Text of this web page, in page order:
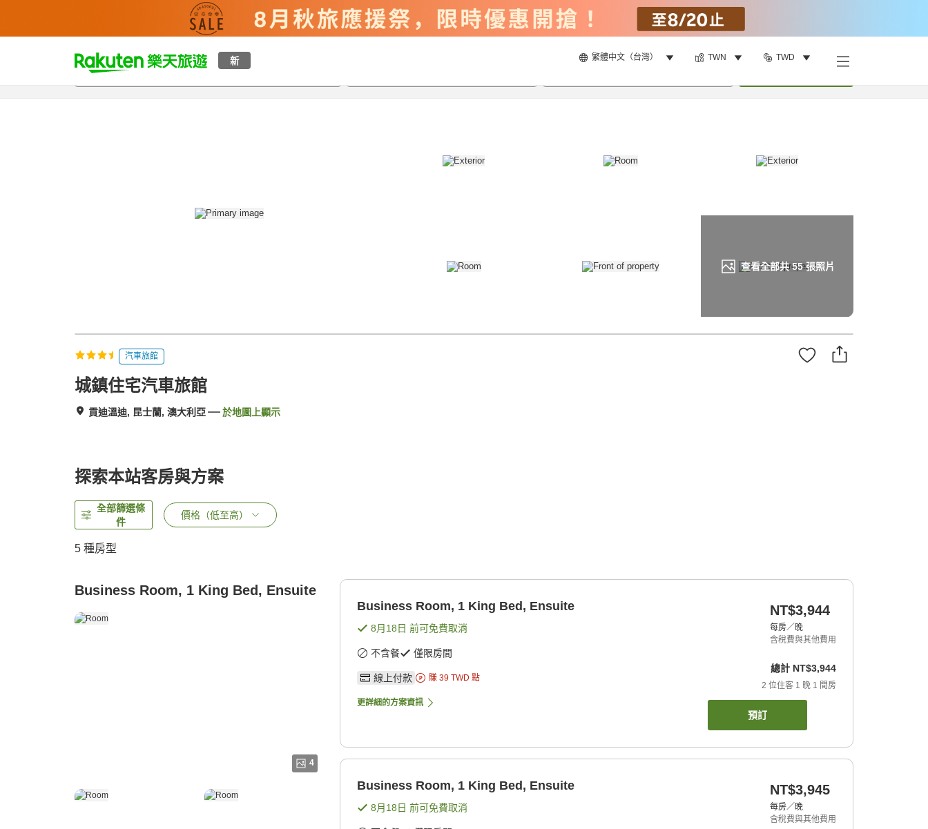
新 繁體中文（台灣） TWN TWD
t
p
查看全部共55張照片
總覽客房與方案評語設施
汽車旅館
城鎮住宅汽車旅館
貢迪溫迪, 昆士蘭, 澳大利亞 於地圖上顯示
探索本站客房與方案
全部篩選條
件
價格（低至高）
5 種房型
Business Room, 1 King Bed, Ensuite
4
Business Room, 1 King Bed, Ensuite
8月18日 前可免費取消
不含餐 僅限房間
線上付款 賺 39 TWD 點
更詳細的方案資訊
NT$3,944
每房／晚
含稅費與其他費用
總計 NT$3,944
2 位住客 1 晚 1 間房
預訂
Business Room, 1 King Bed, Ensuite
8月18日 前可免費取消
NT$3,945
每房／晚
含稅費與其他費用